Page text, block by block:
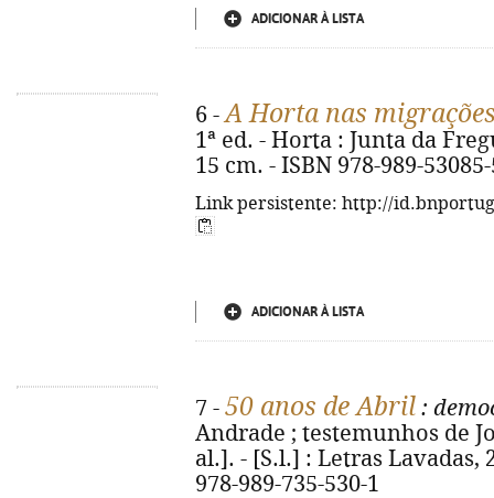
ADICIONAR À LISTA
6 -A Horta nas
1ª ed. - Horta : Junta da
15 cm. - ISBN 978-989-
Link persistente: http://
ADICIONAR À LISTA
7 - 50 anos de Abril :
Andrade ; testemunhos de
al.]. - [S.l.] : Letras Lavadas,
978-989-735-530-1